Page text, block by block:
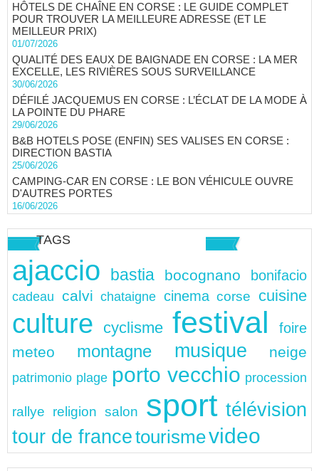
HÔTELS DE CHAÎNE EN CORSE : LE GUIDE COMPLET
POUR TROUVER LA MEILLEURE ADRESSE (ET LE
MEILLEUR PRIX)
01/07/2026
QUALITÉ DES EAUX DE BAIGNADE EN CORSE : LA MER
EXCELLE, LES RIVIÈRES SOUS SURVEILLANCE
30/06/2026
DÉFILÉ JACQUEMUS EN CORSE : L’ÉCLAT DE LA MODE À
LA POINTE DU PHARE
29/06/2026
B&B HOTELS POSE (ENFIN) SES VALISES EN CORSE :
DIRECTION BASTIA
25/06/2026
CAMPING-CAR EN CORSE : LE BON VÉHICULE OUVRE
D'AUTRES PORTES
16/06/2026
TAGS
ajaccio bastia bocognano bonifacio
cadeau calvi chataigne cinema corse cuisine
culture cyclisme festival foire
meteo montagne musique neige
patrimonio plage porto vecchio procession
rallye religion salon sport télévision
tour de francetourismevideo